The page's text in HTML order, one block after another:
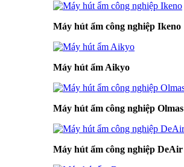
Máy hút ẩm công nghiệp Ikeno
Máy hút ẩm Aikyo
Máy hút ẩm công nghiệp Olmas
Máy hút ẩm công nghiệp DeAir